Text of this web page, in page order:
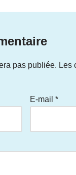
pas publiée. Les
E-mail*